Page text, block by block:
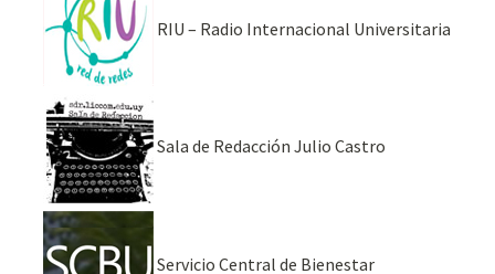
RIU – Radio Internacional Universitaria
Sala de Redacción Julio Castro
Servicio Central de Bienestar